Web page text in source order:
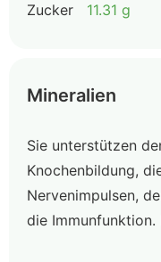
Zucker 11.31 g
Mineralien
Sie unterstützen
Knochenbildung,
Nervenimpulsen,
die Immunfunktion.